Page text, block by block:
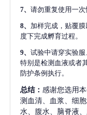
7、 请勿重复使用一次
8、 加样完成，贴覆
度下完成孵育过程。
9、 试验中请穿实验服
特别是检测血液或者
防护条例执行。
总结： 感谢您选用
测血清、血浆、细
水、腹水、脑脊液